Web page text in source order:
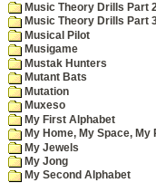
Music Theory Drills Part
Music Theory Drills Part
Musical Pilot
Musigame
Mustak Hunters
Mutant Bats
Mutation
Muxeso
My First Alphabet
My Home, My Space, My
My Jewels
My Jong
My Second Alphabet